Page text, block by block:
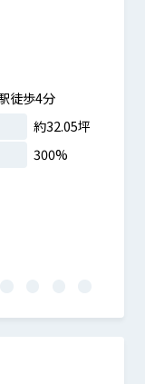
徒歩4分
約32.05坪
300%